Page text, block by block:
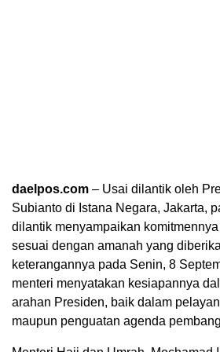
daelpos.com – Usai dilantik oleh
Subianto di Istana Negara, Jakarta,
dilantik menyampaikan
sesuai dengan amanah yang
keterangannya pada Senin, 8
menteri menyatakan kesiapannya
arahan Presiden, baik dalam
maupun penguatan agenda